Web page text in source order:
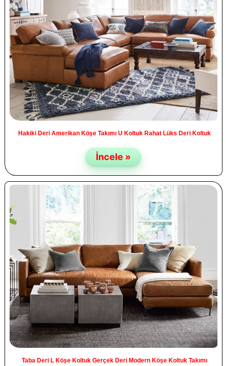
Hakiki Deri Amerikan Köşe Takımı U Koltuk Rahat Lüks Deri Koltuk
İncele »
Taba Deri L Köşe Koltuk Gerçek Deri Modern Köşe Koltuk Takımı